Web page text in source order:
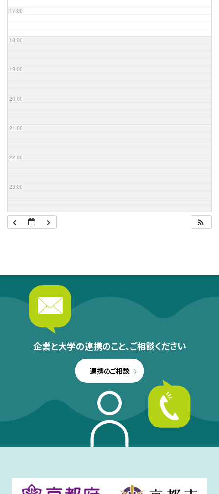
17:00
18:00
19:00
20:00
21:00
22:00
23:00
企業と大学の連携のこと、ご相談ください
連携のご相談